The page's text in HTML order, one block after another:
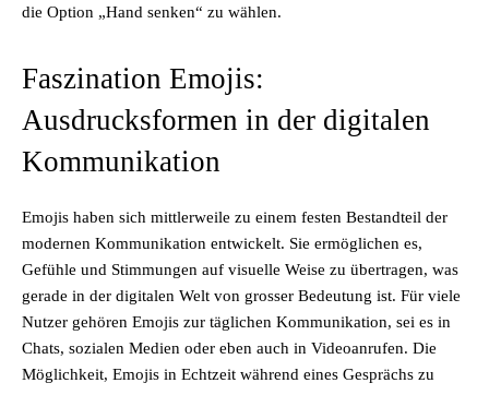
die Option „Hand senken“ zu wählen.
Faszination Emojis:
Ausdrucksformen in der digitalen
Kommunikation
Emojis haben sich mittlerweile zu einem festen Bestandteil der
modernen Kommunikation entwickelt. Sie ermöglichen es,
Gefühle und Stimmungen auf visuelle Weise zu übertragen, was
gerade in der digitalen Welt von grosser Bedeutung ist. Für viele
Nutzer gehören Emojis zur täglichen Kommunikation, sei es in
Chats, sozialen Medien oder eben auch in Videoanrufen. Die
Möglichkeit, Emojis in Echtzeit während eines Gesprächs zu